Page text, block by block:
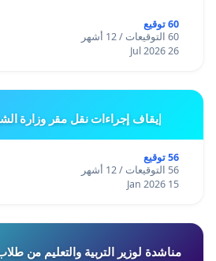
60 توقيع
60 التوقيعات / 12 أشهر
26 Jul 2026
إيقاف إجراءات نقل مقر وزارة
56 توقيع
56 التوقيعات / 12 أشهر
15 Jan 2026
مناشدة لوزير التربية والتعليم من